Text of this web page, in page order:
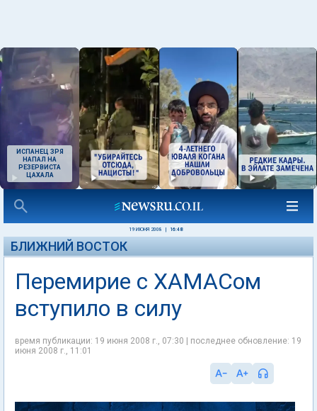
ИСПАНЕЦ ЗРЯ
НАПАЛ НА
РЕЗЕРВИСТА
ЦАХАЛА
19 ИЮНЯ 2008 16:48
БЛИЖНИЙ ВОСТОК
Перемирие с ХАМАСом
вступило в силу
время публикации: 19 июня 2008 г., 07:30 | последнее обновление: 19
июня 2008 г., 11:01